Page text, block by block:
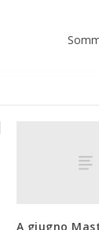
A giugno